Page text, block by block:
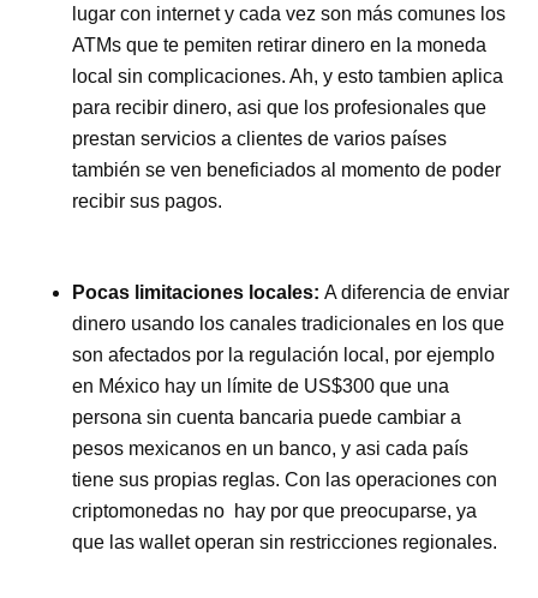
lugar con internet y cada vez son más comunes los
ATMs que te pemiten retirar dinero en la moneda
local sin complicaciones. Ah, y esto tambien aplica
para recibir dinero, asi que los profesionales que
prestan servicios a clientes de varios países
también se ven beneficiados al momento de poder
recibir sus pagos.
Pocas limitaciones locales: A diferencia de enviar
dinero usando los canales tradicionales en los que
son afectados por la regulación local, por ejemplo
en México hay un límite de US$300 que una
persona sin cuenta bancaria puede cambiar a
pesos mexicanos en un banco, y asi cada país
tiene sus propias reglas. Con las operaciones con
criptomonedas no hay por que preocuparse, ya
que las wallet operan sin restricciones regionales.